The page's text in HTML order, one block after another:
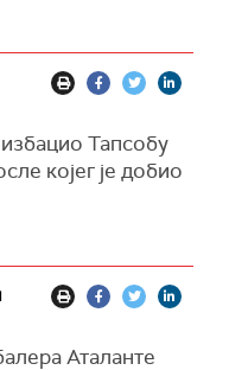
Тапсобу
којег је добио
Аталанте